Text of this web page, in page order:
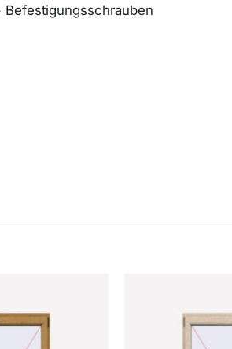
Befestigungsschrauben